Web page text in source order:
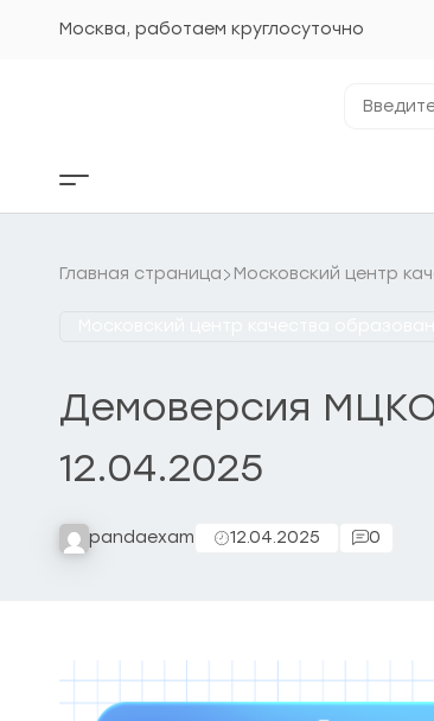
Москва, работаем круглосуточно
Кнопка
бокового
Главная страница Московский центр
Демоверсия МЦКО
12.04.2025
pandaexam 12.04.2025 0